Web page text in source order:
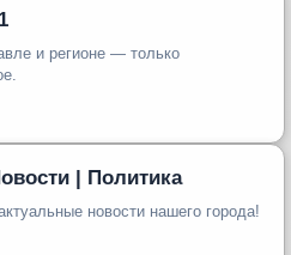
и регионе — только
| Политика
новости нашего города!